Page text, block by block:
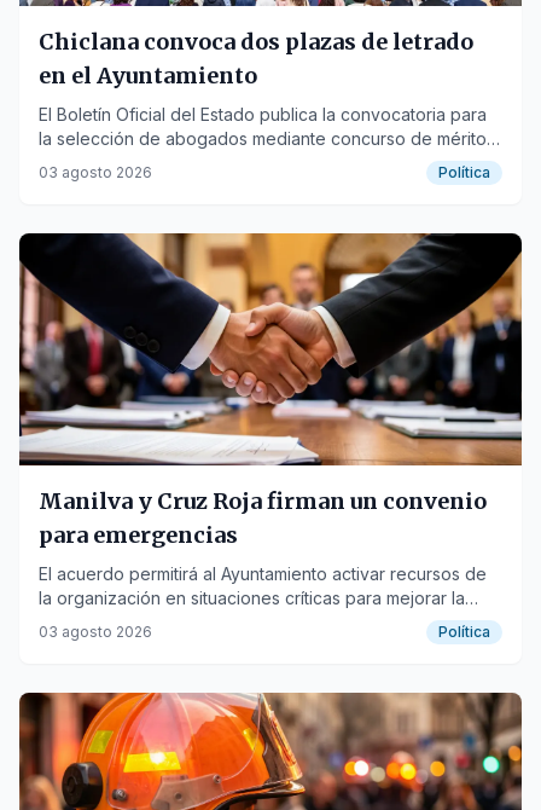
Chiclana convoca dos plazas de letrado
en el Ayuntamiento
El Boletín Oficial del Estado publica la convocatoria para
la selección de abogados mediante concurso de méritos,
con plazo hasta el 17 de agosto.
03 agosto 2026 Política
Manilva y Cruz Roja firman un convenio
para emergencias
El acuerdo permitirá al Ayuntamiento activar recursos de
la organización en situaciones críticas para mejorar la
atención ciudadana.
03 agosto 2026 Política